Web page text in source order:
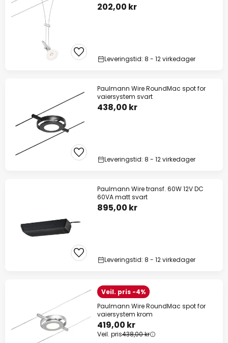
202,00 kr
Leveringstid: 8 - 12 virkedager
Paulmann Wire RoundMac spot for
vaiersystem svart
438,00 kr
Leveringstid: 8 - 12 virkedager
Paulmann Wire transf. 60W 12V DC
60VA matt svart
895,00 kr
Leveringstid: 8 - 12 virkedager
Veil. pris -4%
Paulmann Wire RoundMac spot for
vaiersystem krom
419,00 kr
Veil. pris438,00 kr